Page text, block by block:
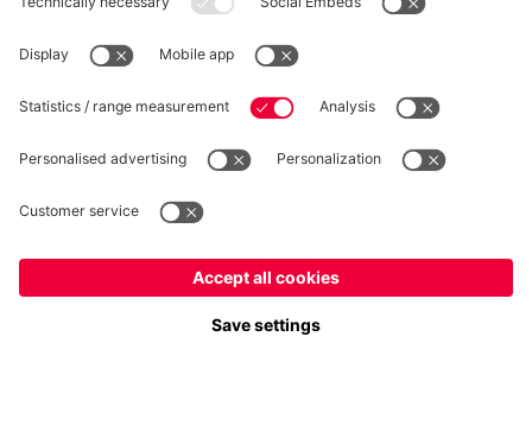
RECESSO
Privacy
Impostazioni dei cookie
*Prezzi IVA inclusa e spese di spedizione escluse
© FC Bayern München AG
FC Bayern München AG, Säbener Str. 51-57, 81547 Monaco
Italianoper consegnare lì!
Globaleper consegnare lì!